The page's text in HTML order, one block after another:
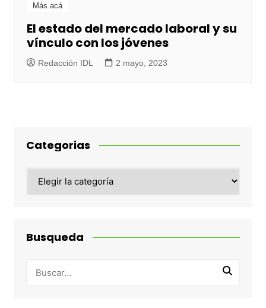
Más acá
El estado del mercado laboral y su
vínculo con los jóvenes
Redacción IDL 2 mayo, 2023
Categorias
Busqueda